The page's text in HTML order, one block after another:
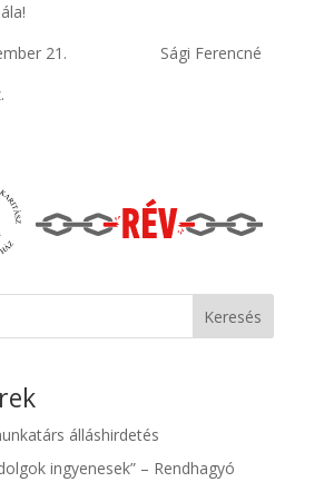
21. Sági Ferencné
Keresés
álláshirdetés
ingyenesek” – Rendhagyó